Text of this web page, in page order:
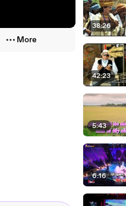
More
38:26
42:23
5:43
6:16